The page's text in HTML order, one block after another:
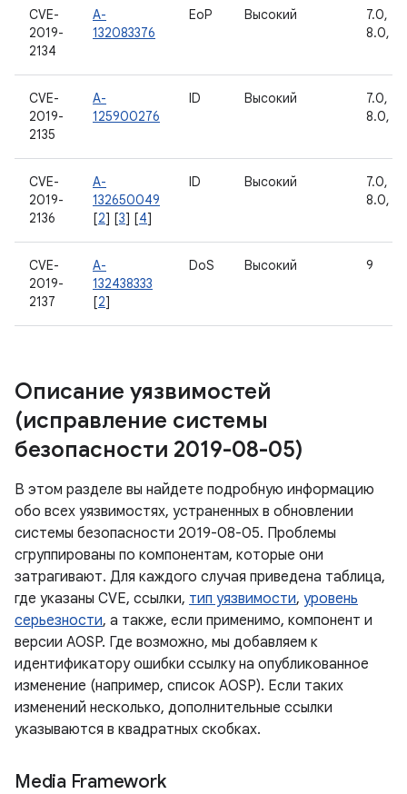
CVE-
2019-
2134
A-
132083376
EoP Высокий
7.0,
8.0,
CVE-
2019-
2135
A-
125900276
ID Высокий
7.0,
8.0,
CVE-
2019-
2136
A-
132650049
[2] [3] [4]
ID Высокий
7.0,
8.0,
CVE-
2019-
2137
A-
132438333
[2]
DoS Высокий 9
Описание уязвимостей
(исправление системы
безопасности 2019-08-05)
В этом разделе вы найдете подробную информацию
обо всех уязвимостях, устраненных в обновлении
системы безопасности 2019-08-05. Проблемы
сгруппированы по компонентам, которые они
затрагивают. Для каждого случая приведена таблица,
где указаны CVE, ссылки, тип уязвимости, уровень
серьезности, а также, если применимо, компонент и
версии AOSP. Где возможно, мы добавляем к
идентификатору ошибки ссылку на опубликованное
изменение (например, список AOSP). Если таких
изменений несколько, дополнительные ссылки
указываются в квадратных скобках.
Media Framework